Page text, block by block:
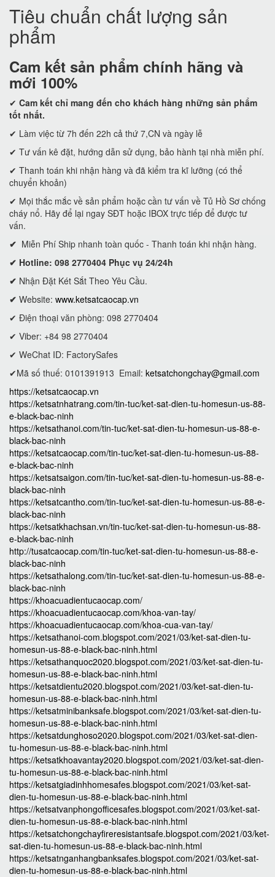
Tiêu chuẩn chất lượng sản
phẩm
Cam kết sản phẩm chính hãng và
mới 100%
✔ Cam kết chỉ mang đến cho khách hàng những sản phẩm
tốt nhất.
✔ Làm việc từ 7h đến 22h cả thứ 7,CN và ngày lễ
✔ Tư vấn kê đặt, hướng dẫn sử dụng, bảo hành tại nhà miễn phí.
✔ Thanh toán khi nhận hàng và đã kiểm tra kĩ lưỡng (có thể
chuyển khoản)
✔ Mọi thắc mắc về sản phẩm hoặc cần tư vấn về Tủ Hồ Sơ chống
cháy nổ. Hãy để lại ngay SĐT hoặc IBOX trực tiếp để được tư
vấn.
✔ Miễn Phí Ship nhanh toàn quốc - Thanh toán khi nhận hàng.
✔ Hotline: 098 2770404 Phục vụ 24/24h
✔ Nhận Đặt Két Sắt Theo Yêu Cầu.
✔ Website: www.ketsatcaocap.vn
✔ Điện thoại văn phòng: 098 2770404
✔ Viber: +84 98 2770404
✔ WeChat ID: FactorySafes
✔Mã số thuế: 0101391913 Email: ketsatchongchay@gmail.com
https://ketsatcaocap.vn
https://ketsatnhatrang.com/tin-tuc/ket-sat-dien-tu-homesun-us-88-
e-black-bac-ninh
https://ketsathanoi.com/tin-tuc/ket-sat-dien-tu-homesun-us-88-e-
black-bac-ninh
https://ketsatcaocap.com/tin-tuc/ket-sat-dien-tu-homesun-us-88-
e-black-bac-ninh
https://ketsatsaigon.com/tin-tuc/ket-sat-dien-tu-homesun-us-88-e-
black-bac-ninh
https://ketsatcantho.com/tin-tuc/ket-sat-dien-tu-homesun-us-88-e-
black-bac-ninh
https://ketsatkhachsan.vn/tin-tuc/ket-sat-dien-tu-homesun-us-88-
e-black-bac-ninh
http://tusatcaocap.com/tin-tuc/ket-sat-dien-tu-homesun-us-88-e-
black-bac-ninh
https://ketsathalong.com/tin-tuc/ket-sat-dien-tu-homesun-us-88-e-
black-bac-ninh
https://khoacuadientucaocap.com/
https://khoacuadientucaocap.com/khoa-van-tay/
https://khoacuadientucaocap.com/khoa-cua-van-tay/
https://ketsathanoi-com.blogspot.com/2021/03/ket-sat-dien-tu-
homesun-us-88-e-black-bac-ninh.html
https://ketsathanquoc2020.blogspot.com/2021/03/ket-sat-dien-tu-
homesun-us-88-e-black-bac-ninh.html
https://ketsatdientu2020.blogspot.com/2021/03/ket-sat-dien-tu-
homesun-us-88-e-black-bac-ninh.html
https://ketsatminibanksafe.blogspot.com/2021/03/ket-sat-dien-tu-
homesun-us-88-e-black-bac-ninh.html
https://ketsatdunghoso2020.blogspot.com/2021/03/ket-sat-dien-
tu-homesun-us-88-e-black-bac-ninh.html
https://ketsatkhoavantay2020.blogspot.com/2021/03/ket-sat-dien-
tu-homesun-us-88-e-black-bac-ninh.html
https://ketsatgiadinhhomesafes.blogspot.com/2021/03/ket-sat-
dien-tu-homesun-us-88-e-black-bac-ninh.html
https://ketsatvanphongofficesafes.blogspot.com/2021/03/ket-sat-
dien-tu-homesun-us-88-e-black-bac-ninh.html
https://ketsatchongchayfireresistantsafe.blogspot.com/2021/03/ket-
sat-dien-tu-homesun-us-88-e-black-bac-ninh.html
https://ketsatnganhangbanksafes.blogspot.com/2021/03/ket-sat-
dien-tu-homesun-us-88-e-black-bac-ninh.html